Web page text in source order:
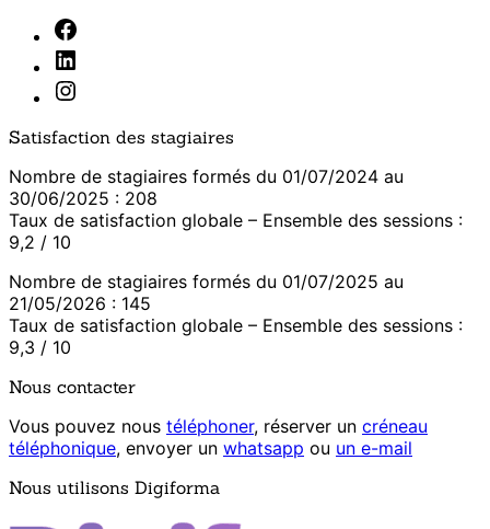
Facebook
Linkedin
Instagram
Satisfaction des stagiaires
Nombre de stagiaires formés du 01/07/2024 au
30/06/2025 : 208
Taux de satisfaction globale – Ensemble des sessions :
9,2 / 10
Nombre de stagiaires formés du 01/07/2025 au
21/05/2026 : 145
Taux de satisfaction globale – Ensemble des sessions :
9,3 / 10
Nous contacter
Vous pouvez nous téléphoner, réserver un créneau
téléphonique, envoyer un whatsapp ou un e-mail
Nous utilisons Digiforma